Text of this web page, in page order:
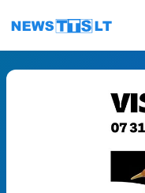
Eiti į turinį